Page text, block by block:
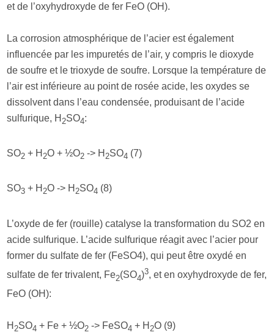
et de l’oxyhydroxyde de fer FeO (OH).
La corrosion atmosphérique de l’acier est également
influencée par les impuretés de l’air, y compris le dioxyde
de soufre et le trioxyde de soufre. Lorsque la température de
l’air est inférieure au point de rosée acide, les oxydes se
dissolvent dans l’eau condensée, produisant de l’acide
sulfurique, H 2SO4:
SO2 + H 2O + ½O2 -> H 2SO4 (7)
SO3 + H 2O -> H 2SO4 (8)
L’oxyde de fer (rouille) catalyse la transformation du SO2 en
acide sulfurique. L’acide sulfurique réagit avec l’acier pour
former du sulfate de fer (FeSO4), qui peut être oxydé en
sulfate de fer trivalent, Fe2(SO4)3, et en oxyhydroxyde de fer,
FeO (OH):
H 2SO4 + Fe + ½O2 -> FeSO4 + H 2O (9)